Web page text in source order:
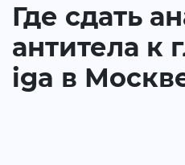
Где сдать
антитела к
iga в